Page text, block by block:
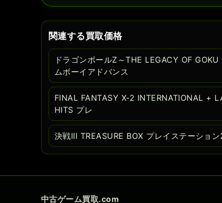
関連する買取価格
ドラゴンボールZ～THE LEGACY OF
ムボーイアドバンス
FINAL FANTASY X-2 INTERNATIONAL +
HITS プレ
決戦III TREASURE BOX プレイステーション
中古ゲーム買取.com